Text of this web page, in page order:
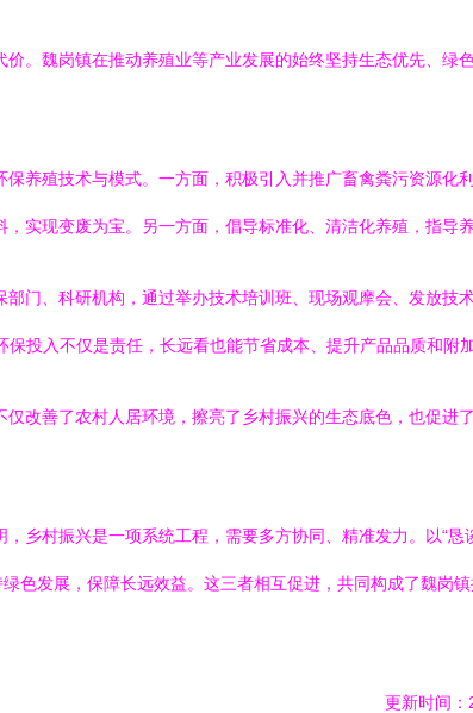
价。魏岗镇在推动养殖业等产业发展的始终坚持生态优先、
保养殖技术与模式。一方面，积极引入并推广畜禽粪污资源
实现变废为宝。另一方面，倡导标准化、清洁化养殖，指导
部门、科研机构，通过举办技术培训班、现场观摩会、发放
保投入不仅是责任，长远看也能节省成本、提升产品品质和附加
仅改善了农村人居环境，擦亮了乡村振兴的生态底色，也促
乡村振兴是一项系统工程，需要多方协同、精准发力。以“
绿色发展，保障长远效益。这三者相互促进，共同构成了魏
更新时间